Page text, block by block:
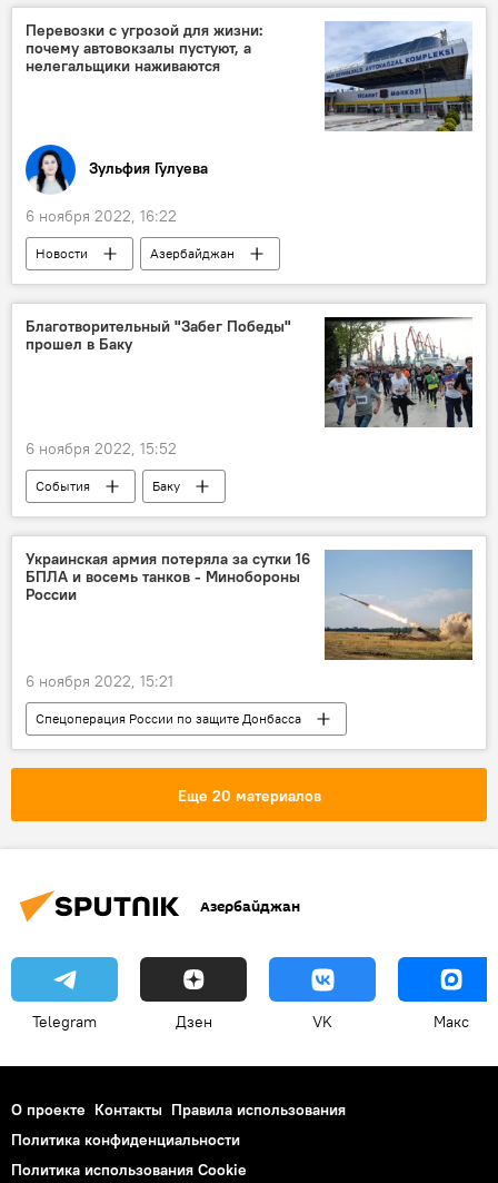
Перевозки с угрозой для жизни:
почему автовокзалы пустуют, а
нелегальщики наживаются
Зульфия Гулуева
6 ноября 2022, 16:22
Новости
Азербайджан
Пассажироперевозки
Бакинский международный автовокзал (КБМА)
Регионы
Благотворительный "Забег Победы"
прошел в Баку
6 ноября 2022, 15:52
События
Баку
Приморский бульвар
забег
Министерство молодежи и спорта АР
Украинская армия потеряла за сутки 16
БПЛА и восемь танков - Минобороны
России
6 ноября 2022, 15:21
Спецоперация России по защите Донбасса
Минобороны России
Украина
ВСУ
Еще 20 материалов
Азербайджан
Telegram Дзен VK Макс
О проекте Контакты Правила использования
Политика конфиденциальности
Политика использования Cookie